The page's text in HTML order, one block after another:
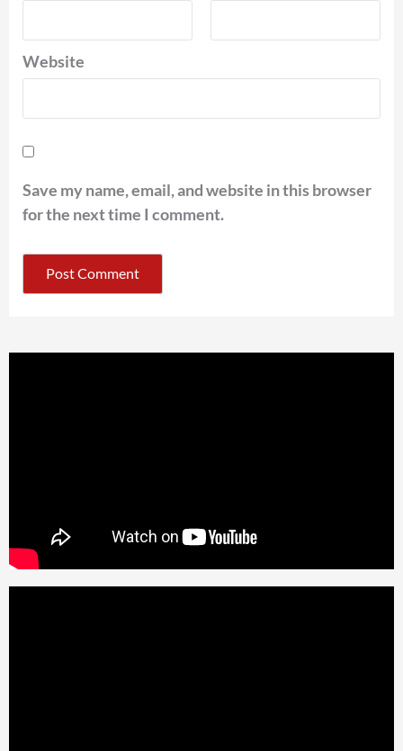
Website
Save my name, email, and website in this browser
for the next time I comment.